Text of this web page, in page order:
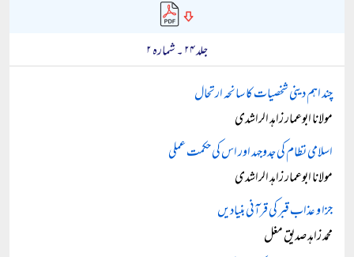
جلد ۲۴ ۔ شمارہ ۲
چند اہم دینی شخصیات کا سانحہ ارتحال
مولانا ابوعمار زاہد الراشدی
اسلامی نظام کی جدوجہد اور اس کی حکمت عملی
مولانا ابوعمار زاہد الراشدی
جزا و عذاب قبر کی قرآنی بنیادیں
محمد زاہد صدیق مغل